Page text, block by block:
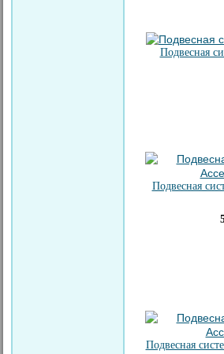
Подвесная
Подвесная
Подвесная